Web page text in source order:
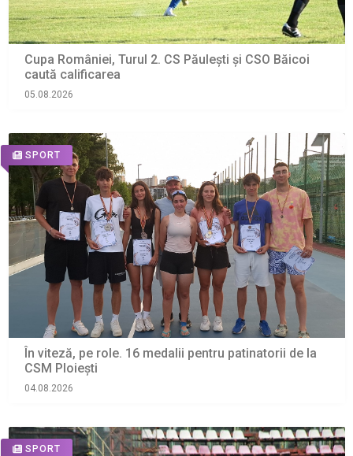
Cupa României, Turul 2. CS Păulești și CSO Băicoi
caută calificarea
05.08.2026
SPORT
În viteză, pe role. 16 medalii pentru patinatorii de la
CSM Ploiești
04.08.2026
SPORT